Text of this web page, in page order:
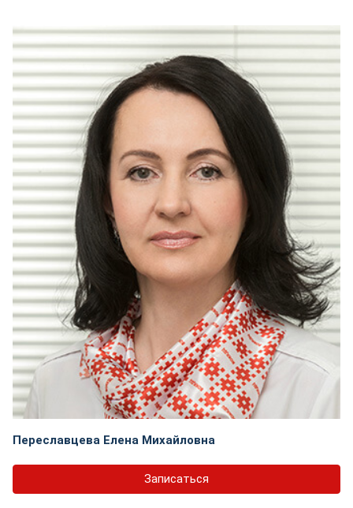
Переславцева Елена Михайловна
Записаться